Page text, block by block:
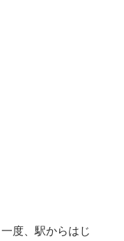
度、駅からはじ